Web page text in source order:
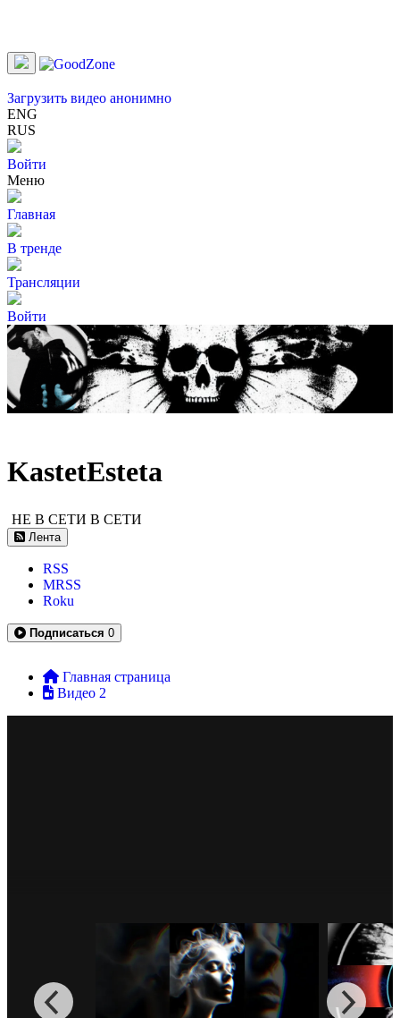
Загрузить видео анонимно
ENG
RUS
Войти
Меню
Главная
В тренде
Трансляции
Войти
KastetEsteta
НЕ В СЕТИ В СЕТИ
Лента
RSS
MRSS
Roku
Подписаться 0
Главная страница
Видео 2